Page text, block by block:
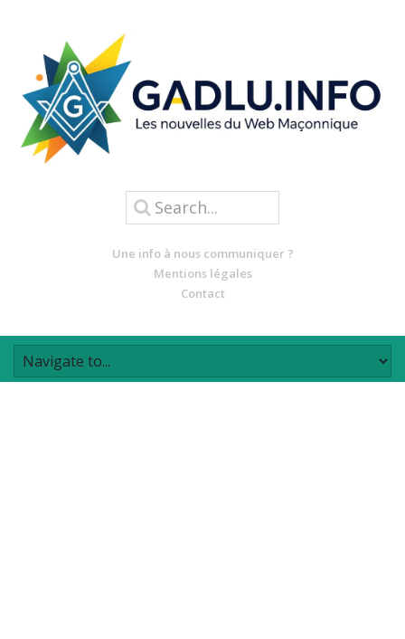
Une info à nous communiquer ?
Mentions légales
Contact